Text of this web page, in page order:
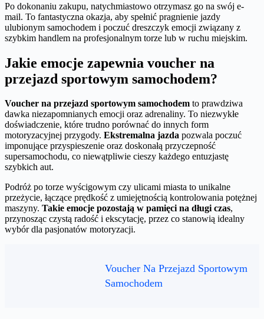
Po dokonaniu zakupu, natychmiastowo otrzymasz go na swój e-
mail. To fantastyczna okazja, aby spełnić pragnienie jazdy
ulubionym samochodem i poczuć dreszczyk emocji związany z
szybkim handlem na profesjonalnym torze lub w ruchu miejskim.
Jakie emocje zapewnia voucher na
przejazd sportowym samochodem?
Voucher na przejazd sportowym samochodem to prawdziwa
dawka niezapomnianych emocji oraz adrenaliny. To niezwykłe
doświadczenie, które trudno porównać do innych form
motoryzacyjnej przygody. Ekstremalna jazda pozwala poczuć
imponujące przyspieszenie oraz doskonałą przyczepność
supersamochodu, co niewątpliwie cieszy każdego entuzjastę
szybkich aut.
Podróż po torze wyścigowym czy ulicami miasta to unikalne
przeżycie, łączące prędkość z umiejętnością kontrolowania potężnej
maszyny. Takie emocje pozostają w pamięci na długi czas,
przynosząc czystą radość i ekscytację, przez co stanowią idealny
wybór dla pasjonatów motoryzacji.
Voucher Na Przejazd Sportowym
Samochodem